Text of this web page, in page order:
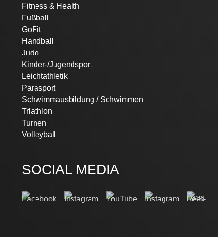
Fitness & Health
Fußball
GoFit
Handball
Judo
Kinder-/Jugendsport
Leichtathletik
Parasport
Schwimmausbildung / Schwimmen
Triathlon
Turnen
Volleyball
SOCIAL MEDIA